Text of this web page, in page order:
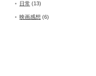
日常 (13)
映画感想 (6)